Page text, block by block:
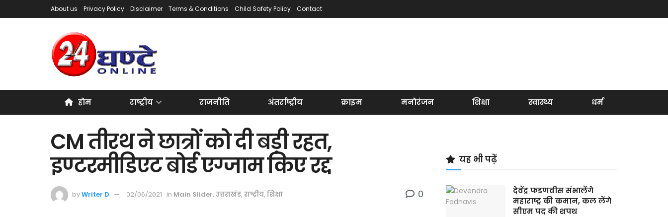
About us Privacy Policy Disclaimer Terms & Conditions Child Safety Policy Contact
होम राष्ट्रीय राजनीति अंतर्राष्ट्रीय क्राइम मनोरंजन शिक्षा स्वास्थ्य धर्म
CM तीरथ ने छात्रों को दी बड़ी रहत,
इण्टरमीडिएट बोर्ड एग्जाम किए रद्द
byWriter D 02/06/2021 in Main Slider, उत्तराखंड, राष्ट्रीय, शिक्षा 0
यह भी पढ़ें
देवेंद्र फडणवीस संभालेंगे
महाराष्ट्र की कमान, कल लेंगे
सीएम पद की शपथ